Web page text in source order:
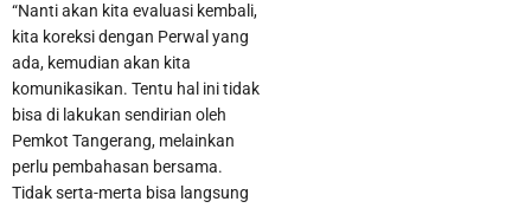
“Nanti akan kita evaluasi kembali,
kita koreksi dengan Perwal yang
ada, kemudian akan kita
komunikasikan. Tentu hal ini tidak
bisa di lakukan sendirian oleh
Pemkot Tangerang, melainkan
perlu pembahasan bersama.
Tidak serta-merta bisa langsung